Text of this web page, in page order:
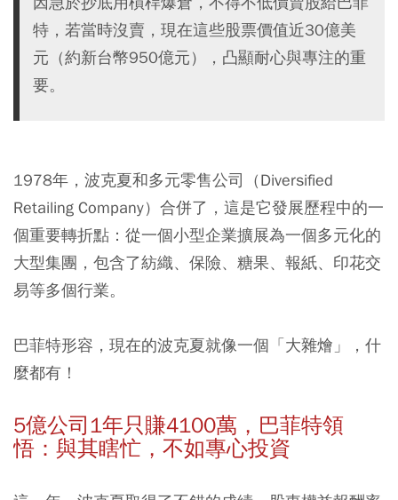
特，若當時沒賣，現在這些股票價值近30億美
元（約新台幣950億元），凸顯耐心與專注的重
要。
1978年，波克夏和多元零售公司（Diversified
Retailing Company）合併了，這是它發展歷程中的一
個重要轉折點：從一個小型企業擴展為一個多元化的
大型集團，包含了紡織、保險、糖果、報紙、印花交
易等多個行業。
巴菲特形容，現在的波克夏就像一個「大雜燴」，什
麼都有！
5億公司1年只賺4100萬，巴菲特領
悟：與其瞎忙，不如專心投資